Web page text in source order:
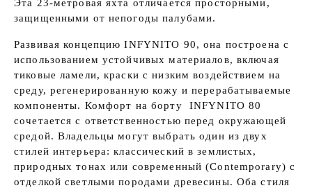
Эта 23-метровая яхта отличается просторными,
защищенными от непогоды палубами.
Развивая концепцию INFYNITO 90, она построена с
использованием устойчивых материалов, включая
тиковые ламели, краски с низким воздействием на
среду, регенерированную кожу и перерабатываемые
компоненты. Комфорт на борту INFYNITO 80
сочетается с ответственностью перед окружающей
средой. Владельцы могут выбрать один из двух
стилей интерьера: классический в землистых,
природных тонах или современный (Contemporary) с
отделкой светлыми породами древесины. Оба стиля